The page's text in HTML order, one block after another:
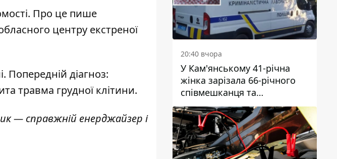
Про це пише
центру екстреної
Попередній діагноз:
травма грудної клітини.
— справжній енерджайзер і
20:40 вчора
У Кам'янському 41-річна
жінка зарізала 66-річного
співмешканця та
намагалась обманути
поліцейських